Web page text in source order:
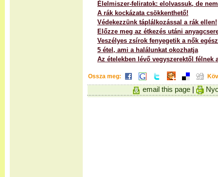
Élelmiszer-feliratok: elolvassuk, de
A rák kockázata csökkenthető!
Védekezzünk táplálkozással a rák ellen!
Előzze meg az étkezés utáni
Veszélyes zsírok fenyegetik a nők
5 étel, ami a halálunkat okozhatja
Az ételekben lévő vegyszerektől félnek
Ossza meg:
email this page